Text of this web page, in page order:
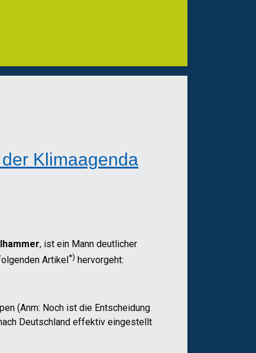
Klimaagenda
, ist ein Mann deutlicher
Artikel*) hervorgeht:
(Anm: Noch ist die Entscheidung
Deutschland effektiv eingestellt